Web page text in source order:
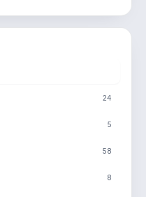
24
5
58
8